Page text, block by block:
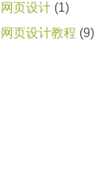
网页设计(1)
网页设计教程 (9)